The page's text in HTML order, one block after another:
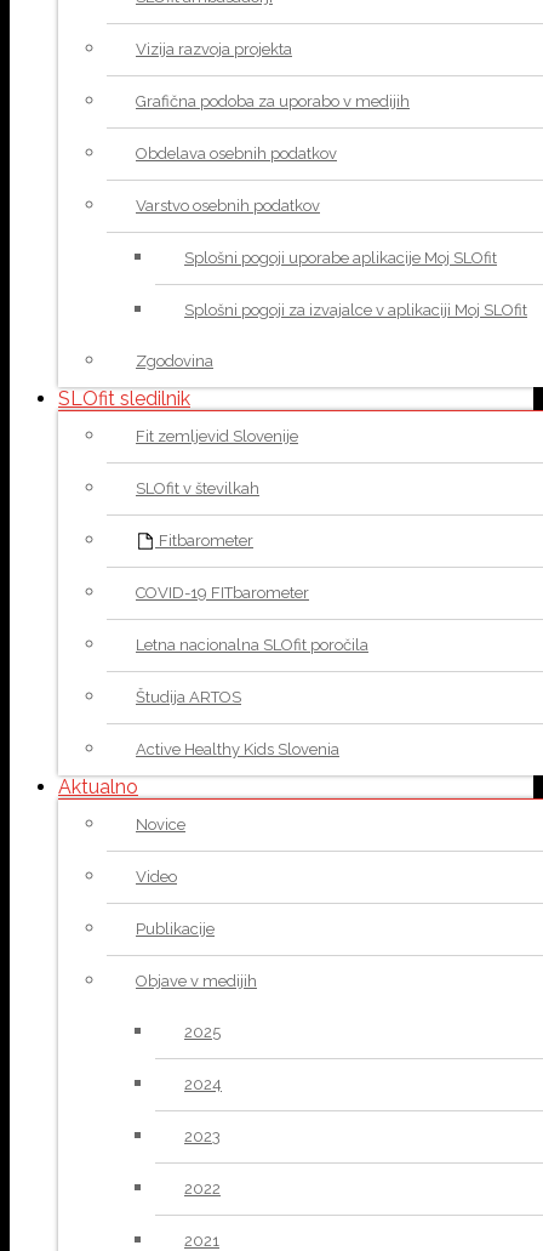
Vizija razvoja projekta
Grafična podoba za uporabo v medijih
Obdelava osebnih podatkov
Varstvo osebnih podatkov
Splošni pogoji uporabe aplikacije Moj SLOfit
Splošni pogoji za izvajalce v aplikaciji Moj SLOfit
Zgodovina
SLOfit sledilnik
Fit zemljevid Slovenije
SLOfit v številkah
Fitbarometer
COVID-19 FITbarometer
Letna nacionalna SLOfit poročila
Študija ARTOS
Active Healthy Kids Slovenia
Aktualno
Novice
Video
Publikacije
Objave v medijih
2025
2024
2023
2022
2021